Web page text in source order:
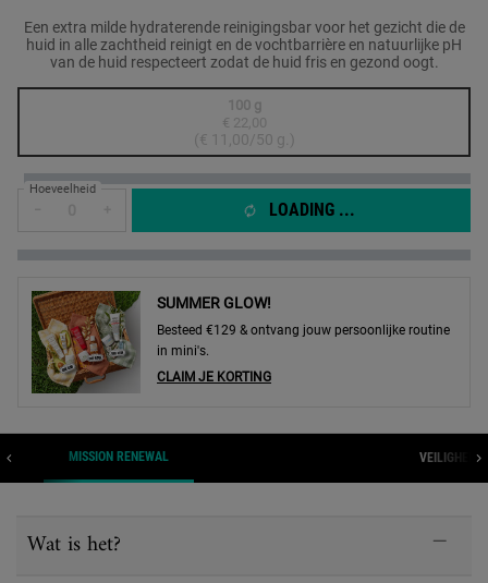
Een extra milde hydraterende reinigingsbar voor het gezicht die de
huid in alle zachtheid reinigt en de vochtbarrière en natuurlijke pH
van de huid respecteert zodat de huid fris en gezond oogt.
Geselecteerd
De productvariant is niet in voorraad, {0}
100 g
€ 22,00
(€ 11,00/50 g.)
, 1 of 1
Hoeveelheid
LOADING ...
SUMMER GLOW!
Besteed €129 & ontvang jouw persoonlijke routine
in mini's.
CLAIM JE KORTING
MISSION RENEWAL
Wat is het?